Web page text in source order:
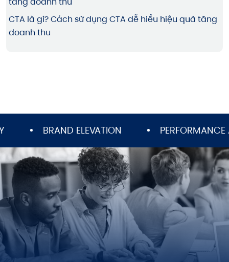
CTA là gì? Cách sử dụng CTA dễ hiểu hiệu quả tăng
doanh thu
BRAND ELEVATION PERFORMANCE